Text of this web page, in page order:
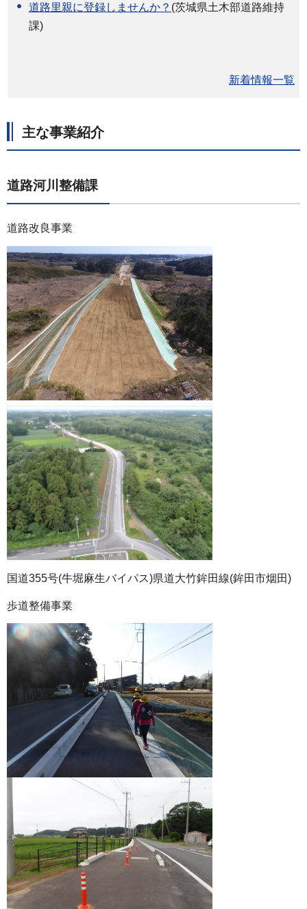
道路里親に登録しませんか？ (茨城県土木部道路維持
課)
新着情報一覧
主な事業紹介
道路河川整備課
道路改良事業
国道355号(牛堀麻生バイパス)県道大竹鉾田線(鉾田市烟田)
歩道整備事業